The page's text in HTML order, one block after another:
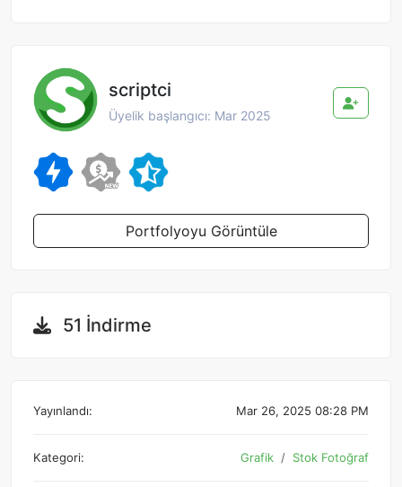
scriptci
Üyelik başlangıcı: Mar 2025
Portfolyoyu Görüntüle
51 İndirme
Yayınlandı: Mar 26, 2025 08:28 PM
Kategori: Grafik Stok Fotoğraf